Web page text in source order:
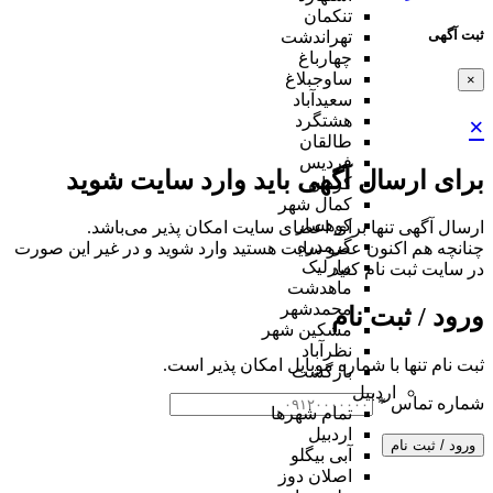
ثبت آگهی
×
×
برای ارسال آگهی باید وارد سایت شوید
ارسال آگهی تنها برای اعضای سایت امکان پذیر می‌باشد.
چنانچه هم‌ اکنون عضو سایت هستید وارد شوید و در غیر این صورت
در سایت ثبت نام کنید
ورود / ثبت نام
ثبت نام تنها با شماره موبایل امکان پذیر است.
شماره تماس*
ورود / ثبت نام
تنکمان
تهراندشت
چهارباغ
ساوجبلاغ
سعیدآباد
هشتگرد
طالقان
فردیس
کردان
کمال شهر
کوهسار
گرمدره
مارلیک
ماهدشت
محمدشهر
مشکین شهر
نظرآباد
بازگشت
اردبیل
تمام شهر‌ها
اردبیل
آبی بیگلو
اصلان دوز